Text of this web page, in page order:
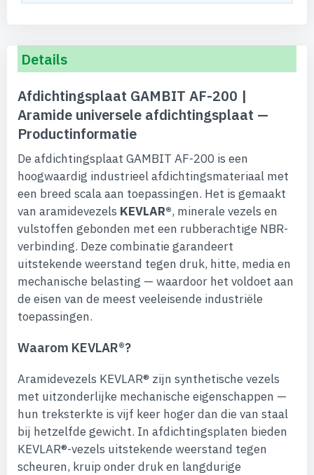
Details
Afdichtingsplaat GAMBIT AF-200 |
Aramide universele afdichtingsplaat —
Productinformatie
De afdichtingsplaat GAMBIT AF-200 is een
hoogwaardig industrieel afdichtingsmateriaal met
een breed scala aan toepassingen. Het is gemaakt
van aramidevezels KEVLAR®, minerale vezels en
vulstoffen gebonden met een rubberachtige NBR-
verbinding. Deze combinatie garandeert
uitstekende weerstand tegen druk, hitte, media en
mechanische belasting — waardoor het voldoet aan
de eisen van de meest veeleisende industriële
toepassingen.
Waarom KEVLAR®?
Aramidevezels KEVLAR® zijn synthetische vezels
met uitzonderlijke mechanische eigenschappen —
hun treksterkte is vijf keer hoger dan die van staal
bij hetzelfde gewicht. In afdichtingsplaten bieden
KEVLAR®-vezels uitstekende weerstand tegen
scheuren, kruip onder druk en langdurige